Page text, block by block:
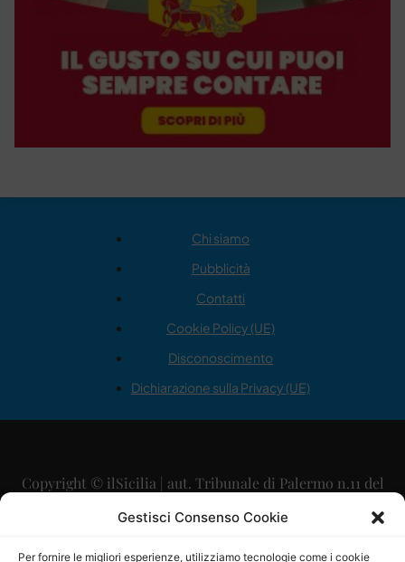
Gestisci Consenso Cookie
Per fornire le migliori esperienze, utilizziamo tecnologie come i cookie
Chi siamo
Pubblicità
Contatti
Cookie Policy (UE)
Disconoscimento
Dichiarazione sulla Privacy (UE)
Copyright © ilSicilia | aut. Tribunale di Palermo n.11 del
29/09/2015